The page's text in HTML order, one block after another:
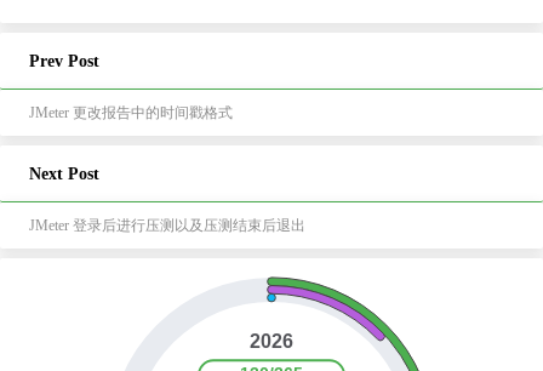
Prev Post
JMeter 更改报告中的时间戳格式
Next Post
JMeter 登录后进行压测以及压测结束后退出